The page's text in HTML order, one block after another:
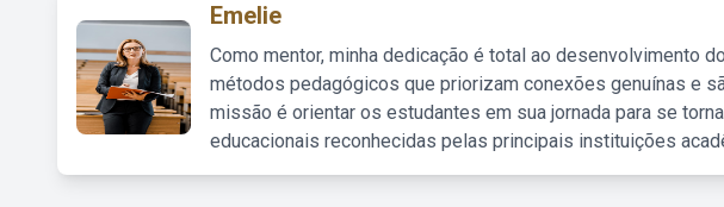
Emelie
Como mentor, minha dedicação é total ao desenvolvimento
métodos pedagógicos que priorizam conexões genuínas e
missão é orientar os estudantes em sua jornada para se
educacionais reconhecidas pelas principais instituições